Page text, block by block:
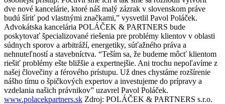
dve nové kancelárie, ktoré náš malý zázrak v slovenskom práve
budú šíriť pod vlastnými značkami,” vysvetlil Pavol Poláček.
Advokátska kancelária POLÁČEK & PARTNERS bude
poskytovať špecializované riešenia pre problémy klientov v oblasti
súdnych sporov a arbitráží, energetiky, súťažného práva a
nehnuteľností a stavebníctva. “Teším sa, že budeme môcť klientom
riešiť problémy ešte bližšie a expertnejšie. Ani trochu nepoľavíme z
našej človečiny a férového prístupu. Už dnes chystáme rozšírenie
nášho tímu o špičkových expertov a investujeme do prípravy a
vzdelania našich právnikov” uzavrel Pavol Poláček.
www.polacekpartners.sk Zdroj: POLÁČEK & PARTNERS s.r.o.